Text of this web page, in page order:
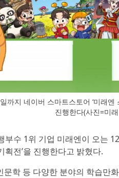
까지 네이버 스마트스토어 ‘미래엔
진행한다(사진=미
부수 1위 기업 미래엔이 오는
획전’을 진행한다고 밝혔다.
문학 등 다양한 분야의 학습만